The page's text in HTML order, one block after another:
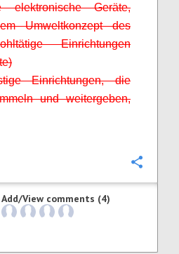
elektronische Geräte,
Umweltkonzept des
Einrichtungen
Einrichtungen, die
und weitergeben,
Add/View comments (4)